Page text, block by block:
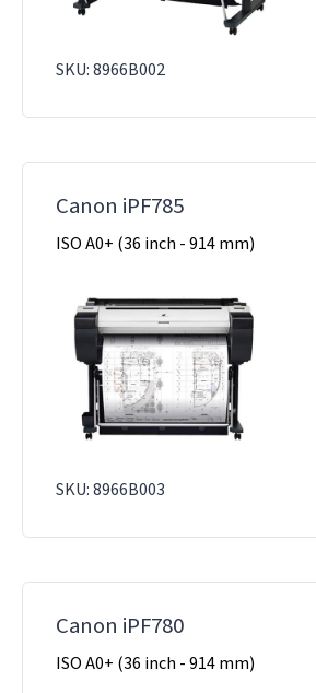
SKU: 8966B002
Canon iPF785
ISO A0+ (36 inch - 914 mm)
SKU: 8966B003
Canon iPF780
ISO A0+ (36 inch - 914 mm)